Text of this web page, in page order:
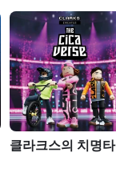
클라크스의 치명타